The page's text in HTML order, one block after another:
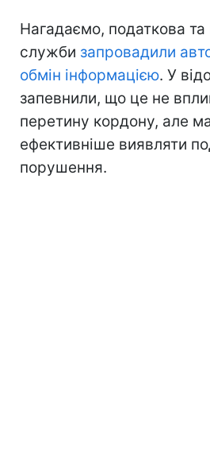
Нагадаємо, податкова
служби запровадили
обмін інформацією. У
запевнили, що це не
перетину кордону, але
ефективніше виявляти
порушення.